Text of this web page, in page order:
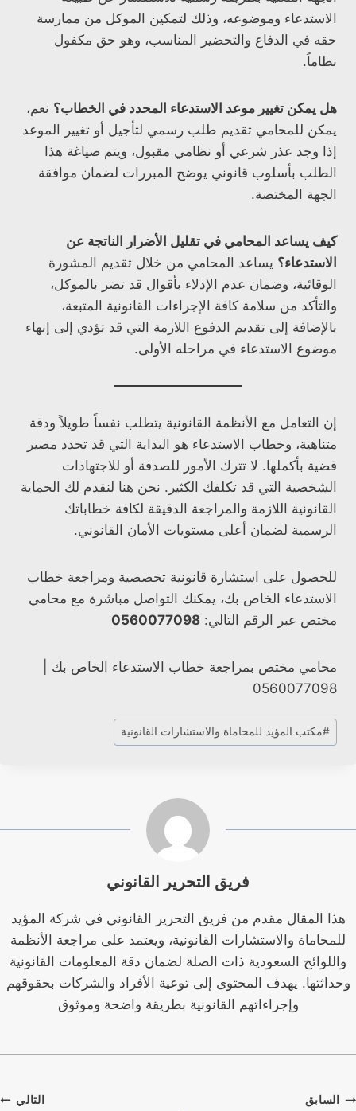
الاستدعاء وموضوعه، وذلك لتمكين الموكل من ممارسة
حقه في الدفاع والتحضير المناسب، وهو حق مكفول
نظاماً.
هل يمكن تغيير موعد الاستدعاء المحدد في الخطاب؟ نعم،
يمكن للمحامي تقديم طلب رسمي لتأجيل أو تغيير الموعد
إذا وجد عذر شرعي أو نظامي مقبول، ويتم صياغة هذا
الطلب بأسلوب قانوني يوضح المبررات لضمان موافقة
الجهة المختصة.
كيف يساعد المحامي في تقليل الأضرار الناتجة عن
الاستدعاء؟ يساعد المحامي من خلال تقديم المشورة
الوقائية، وضمان عدم الإدلاء بأقوال قد تضر بالموكل،
والتأكد من سلامة كافة الإجراءات القانونية المتبعة،
بالإضافة إلى تقديم الدفوع اللازمة التي قد تؤدي إلى إنهاء
موضوع الاستدعاء في مراحله الأولى.
إن التعامل مع الأنظمة القانونية يتطلب نفساً طويلاً ودقة
متناهية، وخطاب الاستدعاء هو البداية التي قد تحدد مصير
قضية بأكملها. لا تترك الأمور للصدفة أو للاجتهادات
الشخصية التي قد تكلفك الكثير. نحن هنا لنقدم لك الحماية
القانونية اللازمة والمراجعة الدقيقة لكافة خطاباتك
الرسمية لضمان أعلى مستويات الأمان القانوني.
للحصول على استشارة قانونية تخصصية ومراجعة خطاب
الاستدعاء الخاص بك، يمكنك التواصل مباشرة مع محامي
مختص عبر الرقم التالي: 0560077098
محامي مختص بمراجعة خطاب الاستدعاء الخاص بك |
0560077098
وسوم
المقال:
#مكتب المؤيد للمحاماة والاستشارات القانونية
فريق التحرير القانوني
هذا المقال مقدم من فريق التحرير القانوني في شركة المؤيد
للمحاماة والاستشارات القانونية، ويعتمد على مراجعة الأنظمة
واللوائح السعودية ذات الصلة لضمان دقة المعلومات القانونية
وحداثتها. يهدف المحتوى إلى توعية الأفراد والشركات بحقوقهم
وإجراءاتهم القانونية بطريقة واضحة وموثوق
تصفّحالسابق التالي